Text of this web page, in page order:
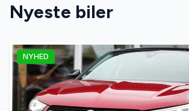
Auto. start/stop
Automatgear
Automatisk fjernlys
Nyeste biler
NYHED